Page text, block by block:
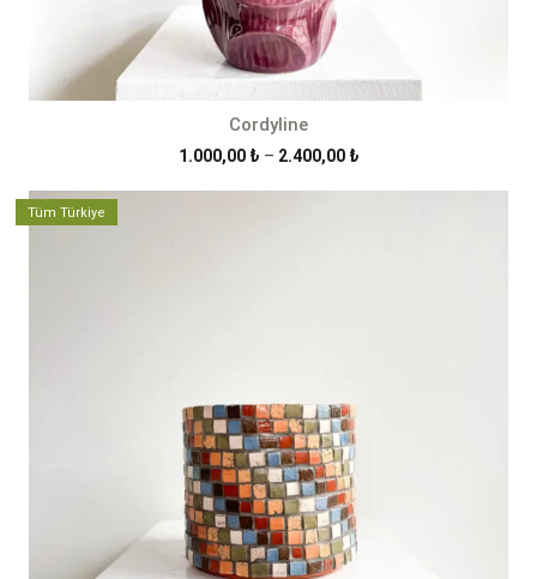
Cordyline
1.000,00 ₺ – 2.400,00 ₺Fiyat
Tüm Türkiye